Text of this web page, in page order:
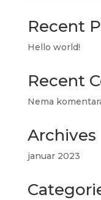
Recent
Hello world!
Recent
Nema
Archives
januar 2023